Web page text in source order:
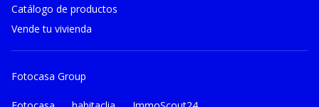
Catálogo de productos
Vende tu vivienda
Fotocasa Group